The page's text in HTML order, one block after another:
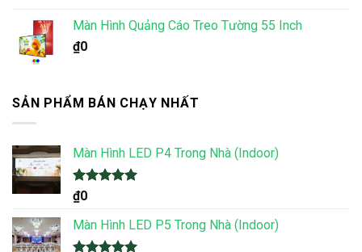
Màn Hình Quảng Cáo Treo Tường 55 Inch
₫0
SẢN PHẨM BÁN CHẠY NHẤT
Màn Hình LED P4 Trong Nhà (Indoor)
Được xếp
hạng
5 sao
₫0
Màn Hình LED P5 Trong Nhà (Indoor)